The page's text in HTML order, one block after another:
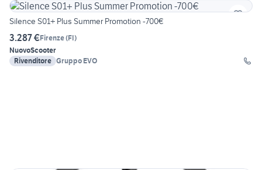
Silence S01+ Plus Summer Promotion -700€
3.287 €Firenze(FI)
NuovoScooter
Rivenditore Gruppo EVO